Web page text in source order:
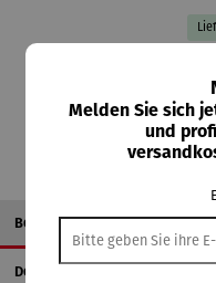
In
Beschreibung
Details
Melden Sie sich
und